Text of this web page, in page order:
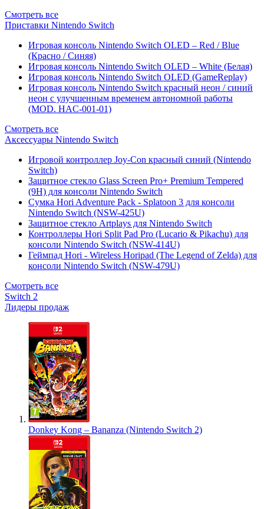
Смотреть все
Приставки Nintendo Switch
Игровая консоль Nintendo Switch OLED – Red / Blue
(Красно / Синяя)
Игровая консоль Nintendo Switch OLED – White (Белая)
Игровая консоль Nintendo Switch OLED (GameReplay)
Игровая консоль Nintendo Switch красный неон / синий
неон с улучшенным временем автономной работы
(MOD. HAC-001-01)
Смотреть все
Аксессуары Nintendo Switch
Игровой контроллер Joy-Con красный синий (Nintendo
Switch)
Защитное стекло Glass Screen Pro+ Premium Tempered
(9H) для консоли Nintendo Switch
Сумка Hori Adventure Pack - Splatoon 3 для консоли
Nintendo Switch (NSW-425U)
Защитное стекло Artplays для Nintendo Switch
Контроллеры Hori Split Pad Pro (Lucario & Pikachu) для
консоли Nintendo Switch (NSW-414U)
Геймпад Hori - Wireless Horipad (The Legend of Zelda) для
консоли Nintendo Switch (NSW-479U)
Смотреть все
Switch 2
Лидеры продаж
Donkey Kong – Bananza (Nintendo Switch 2)